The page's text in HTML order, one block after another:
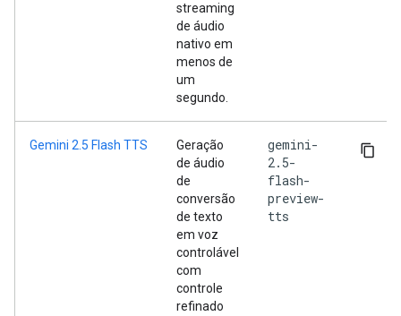
streaming
de áudio
nativo em
menos de
um
segundo.
Gemini 2.5 Flash TTS
Geração
de áudio
de
conversão
de texto
em voz
controlável
com
controle
refinado
gemini-
2.5-
flash-
preview-
tts